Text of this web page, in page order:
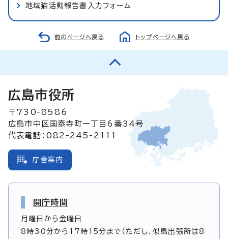
地域猫活動報告書入力フォーム
前のページへ戻る トップページへ戻る
広島市役所
〒730-8586
広島市中区国泰寺町一丁目6番34号
代表電話：082-245-2111
庁舎案内
開庁時間
月曜日から金曜日
8時30分から17時15分まで（ただし、似島出張所は8